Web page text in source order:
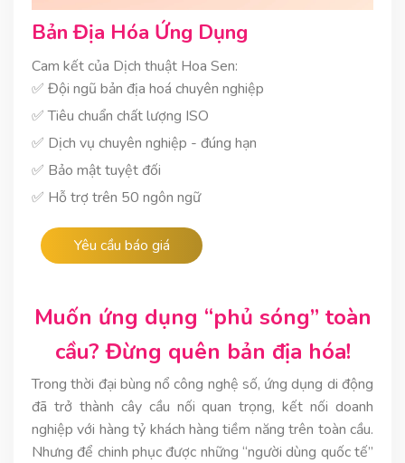
Bản Địa Hóa Ứng Dụng
Cam kết của Dịch thuật Hoa Sen:
✅ Đội ngũ bản địa hoá chuyên nghiệp
✅ Tiêu chuẩn chất lượng ISO
✅ Dịch vụ chuyên nghiệp - đúng hạn
✅ Bảo mật tuyệt đối
✅ Hỗ trợ trên 50 ngôn ngữ
Yêu cầu báo giá
Muốn ứng dụng “phủ sóng” toàn
cầu? Đừng quên bản địa hóa!
Trong thời đại bùng nổ công nghệ số, ứng dụng di động
đã trở thành cây cầu nối quan trọng, kết nối doanh
nghiệp với hàng tỷ khách hàng tiềm năng trên toàn cầu.
Nhưng để chinh phục được những “người dùng quốc tế”